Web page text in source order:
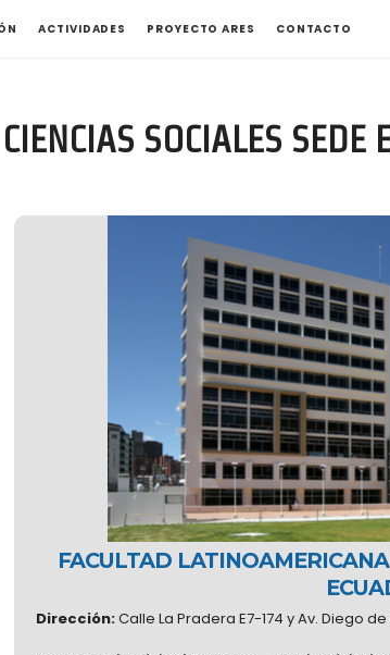
ACTIVIDADES PROYECTO ARES CONTACTO
SOCIALES SEDE
FACULTAD
Dirección:Calle La Pradera E7-174 y Av. Diego